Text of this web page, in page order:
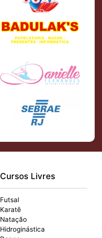
Cursos Livres
Futsal
Karatê
Natação
Hidroginástica